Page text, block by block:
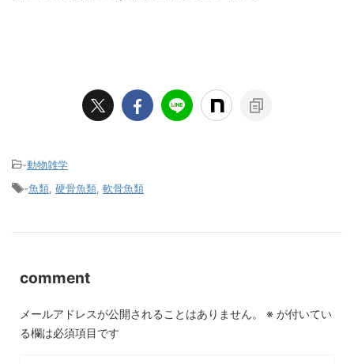
-動物雑学
-魚類 硬骨魚類 軟骨魚類
comment
メールアドレスが公開されることはありません。 ※ が付いてい
る欄は必須項目です